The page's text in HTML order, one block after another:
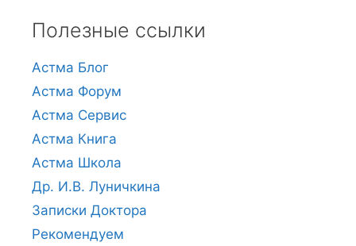
Полезные ссылки
Астма Блог
Астма Форум
Астма Сервис
Астма Книга
Астма Школа
Др. И.В. Луничкина
Записки Доктора
Рекомендуем